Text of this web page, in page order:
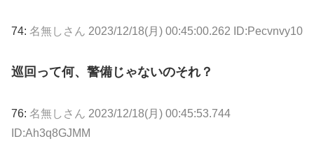
74: 名無しさん 2023/12/18(月) 00:45:00.262 ID:Pecvnvy10
巡回って何、警備じゃないのそれ？
76: 名無しさん 2023/12/18(月) 00:45:53.744
ID:Ah3q8GJMM